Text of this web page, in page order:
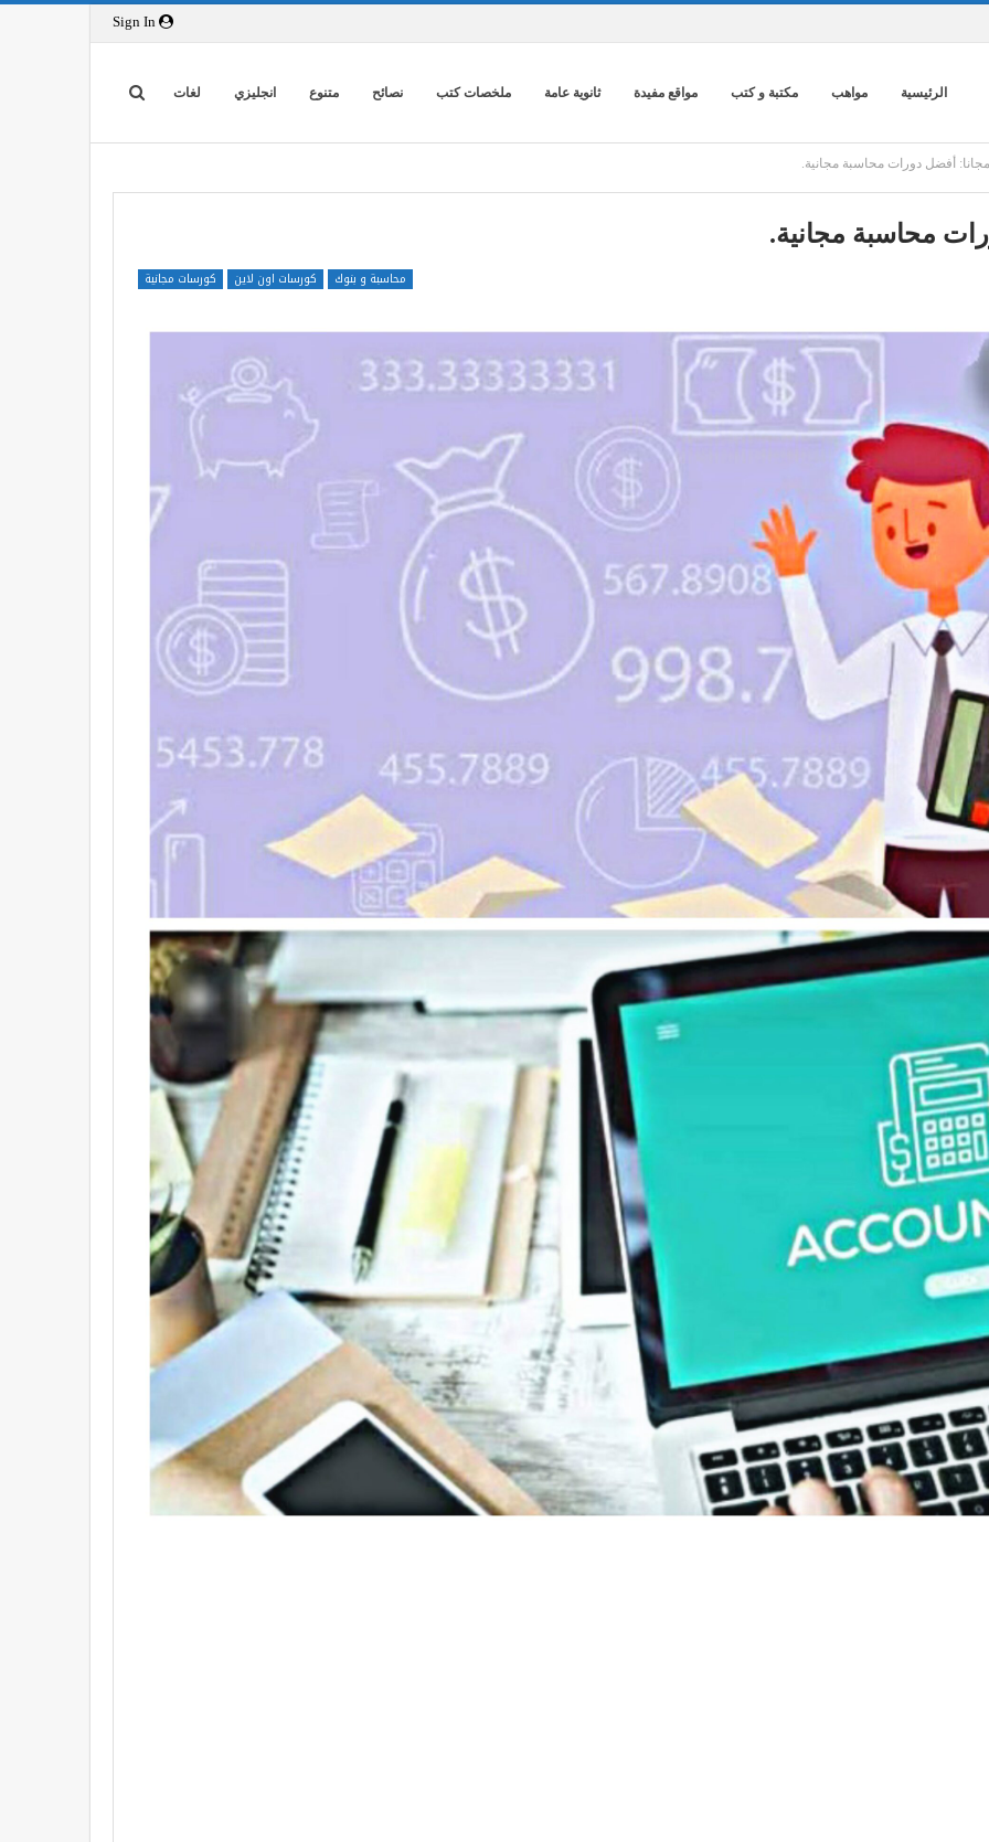
الرئيسية مواهب مكتبة و كتب مواقع مفيدة ثانوية عامة ملخصات كتب نصائح متنوع انجليزي لغات
أفضل دورات محاسبة مجانية.
محاسبة مجانية.
محاسبة و بنوك كورسات اون لاين كورسات مجانية